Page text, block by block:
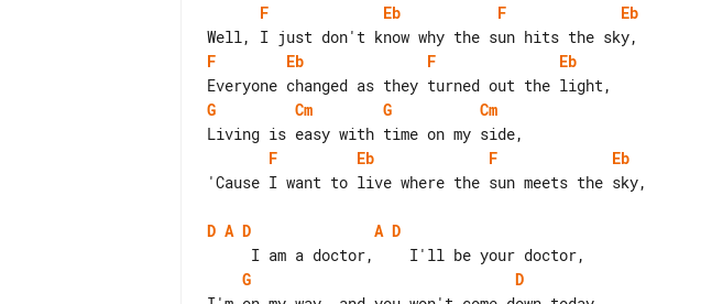
F
Eb F
Eb
F
Eb F
Eb
G
Cm G
Cm
F
Eb F
Eb
'Cause I want to live where the sun meets the sky,
D A D A D
G
D